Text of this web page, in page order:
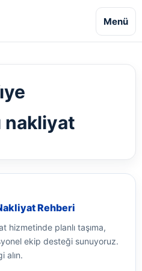
Menü
nakliyat
Rehberi
hizmetinde planlı taşıma,
ekip desteği sunuyoruz.
alın.